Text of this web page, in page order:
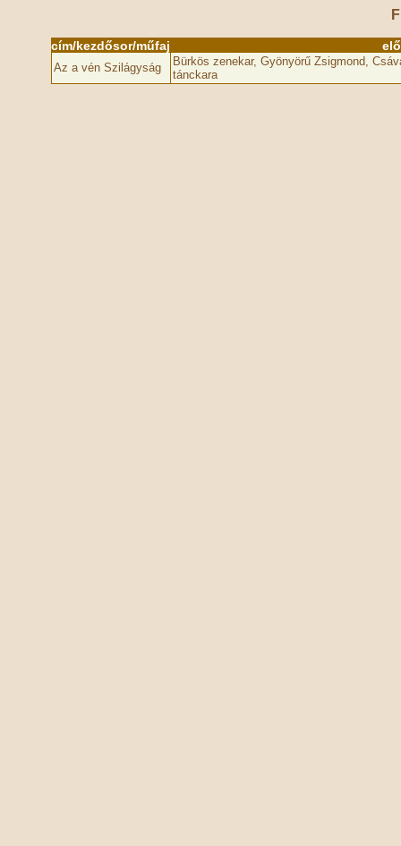
cím/kezdősor/műfaj
Az a vén Szilágyság
Bürkös zenekar, Gyönyörű Zsigmond,
tánckara